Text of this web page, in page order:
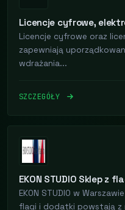
Licencje cyfrowe,
Licencje cyfrowe oraz
zapewniają
wdrażania...
SZCZEGÓŁY
EKON STUDIO Sklep z
EKON STUDIO w
flagi i dodatki powstają z